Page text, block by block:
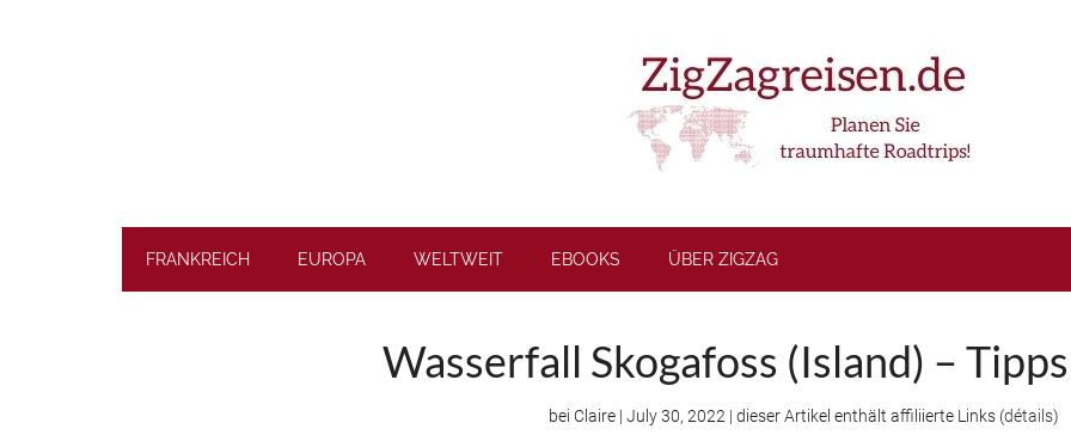
FRANKREICH EUROPA WELTWEIT EBOOKS ÜBER ZIGZAG
Wasserfall Skogafoss (Island) –
bei Claire| July 30, 2022 | dieser Artikel enthält affiliierte Links (détails)